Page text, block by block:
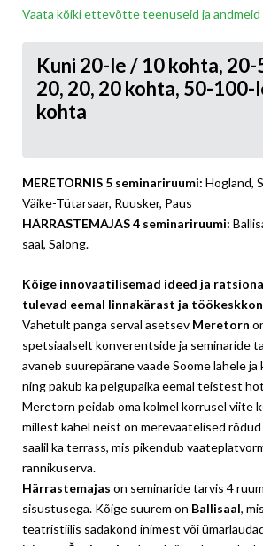
Vaata kõiki ettevõtte teenuseid ja andmeid
Kuni 20-le / 10 kohta,
20, 20, 20 kohta, 50-100-
kohta
MERETORNIS 5 seminariruumi: Hogland,
Väike-Tütarsaar, Ruusker, Paus
HÄRRASTEMAJAS 4 seminariruumi:
saal, Salong.
Kõige innovaatilisemad ideed ja
tulevad eemal linnakärast ja
Vahetult panga serval asetsev Meretorn
spetsiaalselt konverentside ja seminaride
avaneb suurepärane vaade Soome lahele
ning pakub ka pelgupaika eemal teistest
Meretorn peidab oma kolmel korrusel viite
millest kahel neist on merevaatelised
saalil ka terrass, mis pikendub
rannikuserva.
Härrastemajas on seminaride tarvis 4
sisustusega. Kõige suurem on Ballisaal,
teatristiilis sadakond inimest või